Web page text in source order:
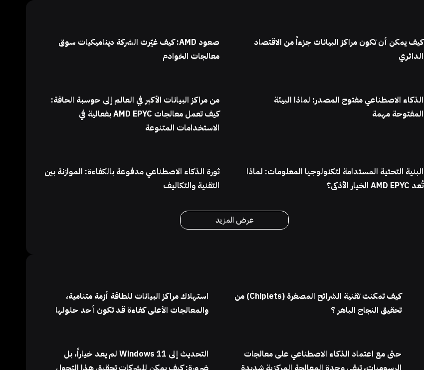
كيف يمكن أن تكون مراكز البيانات جزءاً من الاقتصاد
الدائري
صعود AMD: كيف غيّرت الشركة ديناميكيات سوق
معالجات الخوادم
الذكاء الاصطناعي مفتوح المصدر: لماذا البيئة
المفتوحة مهمة
من مراكز البيانات الأكبر في العالم إلى حوسبة الحافة:
كيف تعمل معالجات AMD EPYC بفعالية في
الاستخدامات المتنوعة
البنية التحتية المستدامة لتكنولوجيا المعلومات: لماذا
تُعد AMD EPYC الخيار الأذكى؟
ثورة الذكاء الاصطناعي مدفوعة بالكفاءة: الموازنة بين
التقنية والتكاليف
عرض المزيد
كيف تمكنت تقنية الشرائح المصغرة (Chiplets) من
تحقيق النجاح الباهر ؟
استهلاك مراكز البيانات للطاقة أزمة متنامية،
والمعالجات الأعلى كفاءة قد تكون أحد حلولها
حتى مع اعتماد الذكاء الاصطناعي على معالجات
التحديث إلى Windows 11 لم يعد خياراً، بل